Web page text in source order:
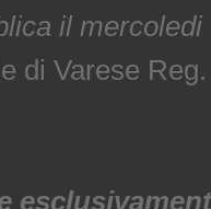
il mercoledi
di Varese